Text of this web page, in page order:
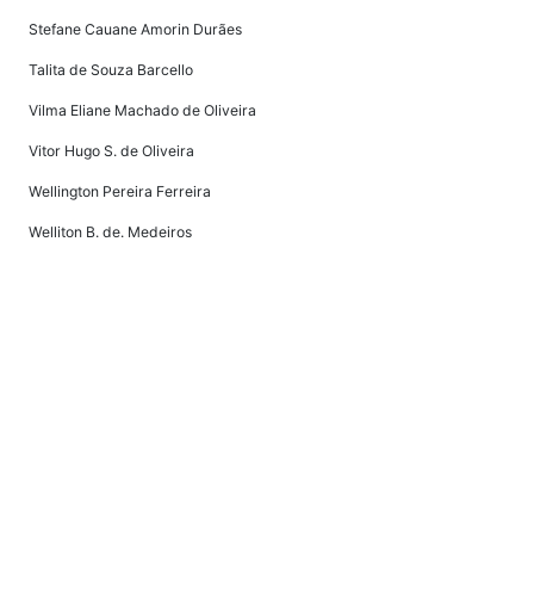
Stefane Cauane Amorin Durães
Talita de Souza Barcello
Vilma Eliane Machado de Oliveira
Vitor Hugo S. de Oliveira
Wellington Pereira Ferreira
Welliton B. de. Medeiros